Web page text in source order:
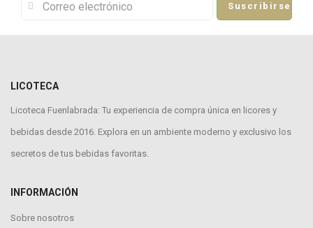
Suscribirse
LICOTECA
Licoteca Fuenlabrada: Tu experiencia de compra única en licores y
bebidas desde 2016. Explora en un ambiente moderno y exclusivo los
secretos de tus bebidas favoritas.
INFORMACIÓN
Sobre nosotros